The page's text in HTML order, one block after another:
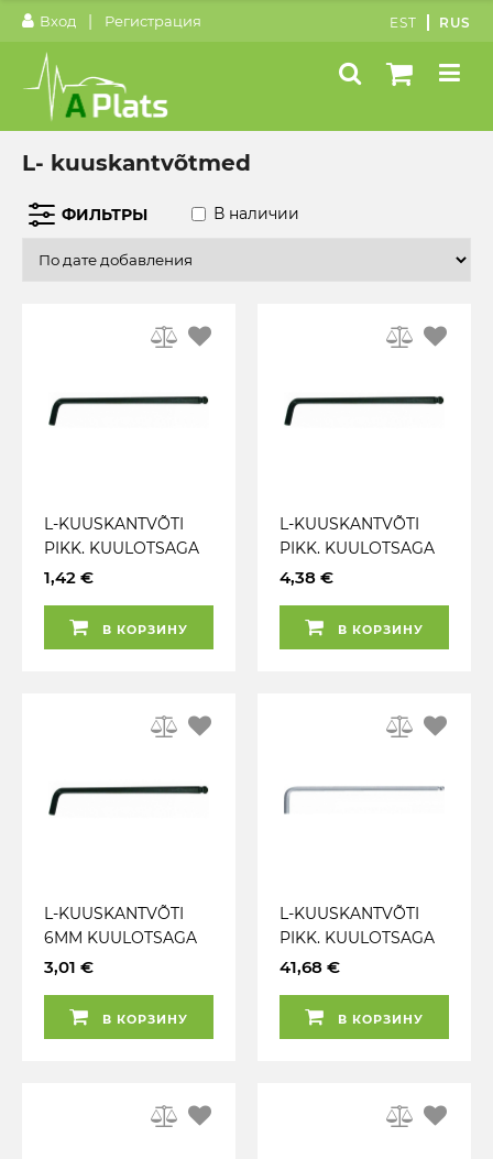
Вход | Регистрация EST RUS
L- kuuskantvõtmed
ФИЛЬТРЫ В наличии
L-KUUSKANTVÕTI
PIKK. KUULOTSAGA
2.5MM BEARGRIP
1,42 €
В КОРЗИНУ
L-KUUSKANTVÕTI
PIKK. KUULOTSAGA
7MM BEARGRIP
4,38 €
В КОРЗИНУ
L-KUUSKANTVÕTI
6MM KUULOTSAGA
L=135MM BEARGRIP
3,01 €
В КОРЗИНУ
L-KUUSKANTVÕTI
PIKK. KUULOTSAGA
19MM KS TOOLS
41,68 €
В КОРЗИНУ